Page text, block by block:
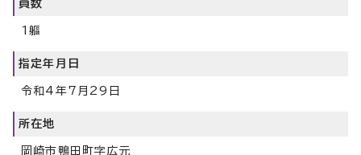
員数
1軀
指定年月日
令和4年7月29日
所在地
岡崎市鴨田町字広元